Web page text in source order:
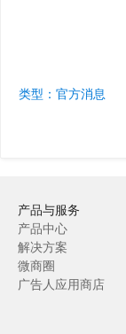
类型：官方消息
产品与服务
产品中心
解决方案
微商圈
广告人应用商店